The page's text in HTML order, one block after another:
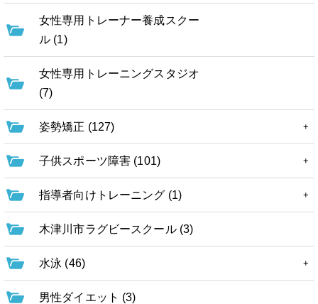
女性専用トレーナー養成スクー
ル (1)
女性専用トレーニングスタジオ
(7)
姿勢矯正 (127)
子供スポーツ障害 (101)
指導者向けトレーニング (1)
木津川市ラグビースクール (3)
水泳 (46)
男性ダイエット (3)